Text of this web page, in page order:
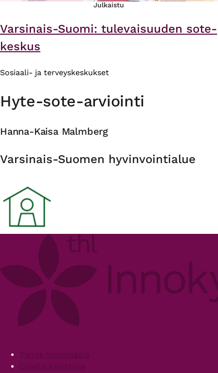
Julkaistu
Varsinais-Suomi: tulevaisuuden sote-
keskus
Sosiaali- ja terveyskeskukset
Hyte-sote-arviointi
Hanna-Kaisa Malmberg
Organisaatio
Varsinais-Suomen hyvinvointialue
FooterTietoa Innokylästä
Ohjeita käyttäjille